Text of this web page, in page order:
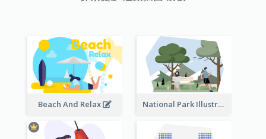
Beach And Relax National Park Illustration